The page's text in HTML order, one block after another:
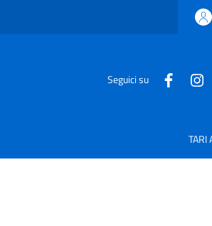
Seguici su
TARI